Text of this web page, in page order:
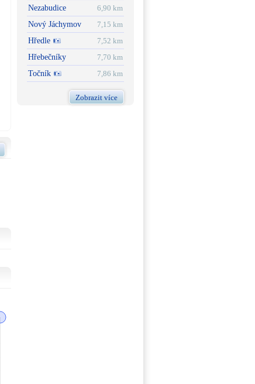
Nezabudice
6,90 km
Nový Jáchymov
7,15 km
Hředle
7,52 km
Hřebečníky
7,70 km
Točník
7,86 km
Zobrazit více